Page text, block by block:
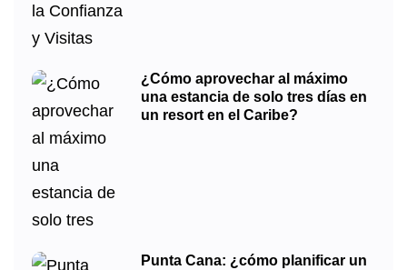
¿Cómo aprovechar al máximo
una estancia de solo tres días en
un resort en el Caribe?
Punta Cana: ¿cómo planificar un